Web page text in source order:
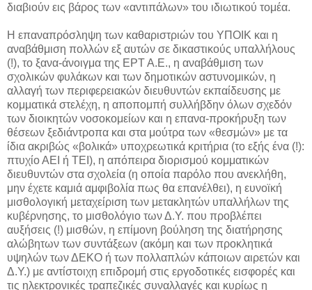
διαβιούν εις βάρος των «αντιπάλων» του ιδιωτικού τομέα.
Η επαναπρόσληψη των καθαριστριών του ΥΠΟΙΚ και η
αναβάθμιση πολλών εξ αυτών σε δικαστικούς υπαλλήλους
(!), το ξανα-άνοιγμα της ΕΡΤ Α.Ε., η αναβάθμιση των
σχολικών φυλάκων και των δημοτικών αστυνομικών, η
αλλαγή των περιφερειακών διευθυντών εκπαίδευσης με
κομματικά στελέχη, η αποπομπή συλλήβδην όλων σχεδόν
των διοικητών νοσοκομείων και η επανα-προκήρυξη των
θέσεων ξεδιάντροπα και στα μούτρα των «θεσμών» με τα
ίδια ακριβώς «βολικά» υποχρεωτικά κριτήρια (το εξής ένα (!):
πτυχίο ΑΕΙ ή ΤΕΙ), η απόπειρα διορισμού κομματικών
διευθυντών στα σχολεία (η οποία παρόλο που ανεκλήθη,
μην έχετε καμιά αμφιβολία πως θα επανέλθει), η ευνοϊκή
μισθολογική μεταχείριση των μετακλητών υπαλλήλων της
κυβέρνησης, το μισθολόγιο των Δ.Υ. που προβλέπει
αυξήσεις (!) μισθών, η επίμονη βούληση της διατήρησης
αλώβητων των συντάξεων (ακόμη και των προκλητικά
υψηλών των ΔΕΚΟ ή των πολλαπλών κάποιων αιρετών και
Δ.Υ.) με αντίστοιχη επιδρομή στις εργοδοτικές εισφορές και
τις ηλεκτρονικές τραπεζικές συναλλαγές και κυρίως η